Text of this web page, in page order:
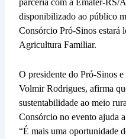
parceria com a Emater-RS/
disponibilizado ao público
Consórcio Pró-Sinos estará
Agricultura Familiar.
O presidente do Pró-Sinos
Volmir Rodrigues, afirma
sustentabilidade ao meio
Consórcio no evento ajuda
“É mais uma oportunidade